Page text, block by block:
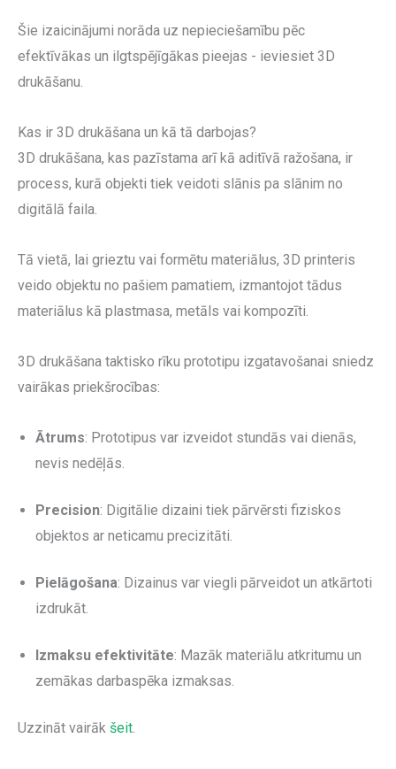
Šie izaicinājumi norāda uz nepieciešamību pēc
efektīvākas un ilgtspējīgākas pieejas - ieviesiet 3D
drukāšanu.
Kas ir 3D drukāšana un kā tā darbojas?
3D drukāšana, kas pazīstama arī kā aditīvā ražošana, ir
process, kurā objekti tiek veidoti slānis pa slānim no
digitālā faila.
Tā vietā, lai grieztu vai formētu materiālus, 3D printeris
veido objektu no pašiem pamatiem, izmantojot tādus
materiālus kā plastmasa, metāls vai kompozīti.
3D drukāšana taktisko rīku prototipu izgatavošanai sniedz
vairākas priekšrocības:
Ātrums: Prototipus var izveidot stundās vai dienās,
nevis nedēļās.
Precision: Digitālie dizaini tiek pārvērsti fiziskos
objektos ar neticamu precizitāti.
Pielāgošana: Dizainus var viegli pārveidot un atkārtoti
izdrukāt.
Izmaksu efektivitāte: Mazāk materiālu atkritumu un
zemākas darbaspēka izmaksas.
Uzzināt vairāk šeit.